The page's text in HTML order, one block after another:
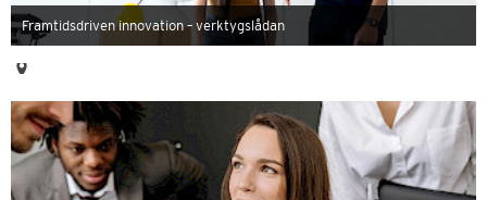
Framtidsdriven innovation – verktygslådan